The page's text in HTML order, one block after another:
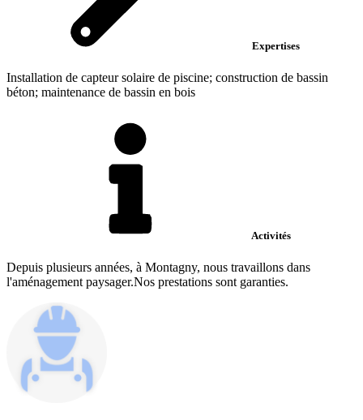
Expertises
Installation de capteur solaire de piscine; construction de bassin
béton; maintenance de bassin en bois
Activités
Depuis plusieurs années, à Montagny, nous travaillons dans
l'aménagement paysager.Nos prestations sont garanties.